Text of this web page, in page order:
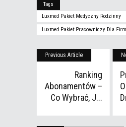
Tags
Luxmed Pakiet Medyczny Rodzinny
Luxmed Pakiet Pracowniczy Dla Firm
Previous Article
Ranking
Abonamentów –
Co Wybrać, J...